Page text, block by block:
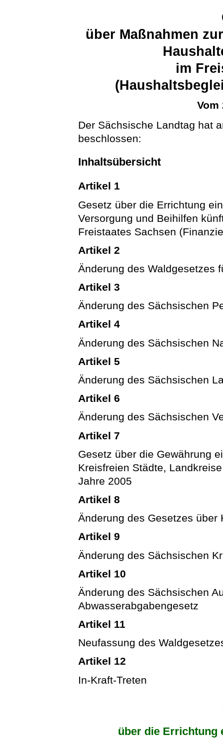
über Maßnahmen
im
Vom
Der Sächsische Landtag hat
beschlossen:
Inhaltsübersicht
Artikel 1
Gesetz über die Errichtung
Versorgung und Beihilfen
Freistaates Sachsen
Artikel 2
Änderung des Waldgesetzes
Artikel 3
Änderung des Sächsischen
Artikel 4
Änderung des Sächsischen
Artikel 5
Änderung des Sächsischen
Artikel 6
Änderung des Sächsischen
Artikel 7
Gesetz über die Gewährung
Kreisfreien Städte,
Jahre 2005
Artikel 8
Änderung des Gesetzes über
Artikel 9
Änderung des Sächsischen
Artikel 10
Änderung des Sächsischen
Abwasserabgabengesetz
Artikel 11
Neufassung des
Artikel 12
In-Kraft-Treten
über die Errichtung